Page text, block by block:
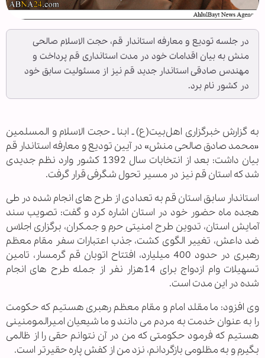
در جلسه تودیع و معارفه استاندار قم، حجت الاسلام صالحی
منش به بیان اقدامات خود در مدت استانداری قم پرداخت و
مهندس صادقی استاندار جدید قم نیز از مسئولیت سابق خود
در کشور نام برد.
به گزارش خبرگزاری اهل‌بیت(ع) ـ ابنا ـ حجت الاسلام و المسلمین
«محمد صادق صالحی منش» در آیین تودیع و معارفه استاندار قم
بیان داشت: بعد از انتخابات سال 1392 کشور وارد نظم جدیدی
شد که استان قم نیز در مسیر تحول شگرفی قرار گرفت.
استاندار سابق استان قم به تعدادی از طرح های انجام شده در طی
هجده ماه حضور خود در استان اشاره کرد و گفت: تصویب سند
آمایش استان، تدوین طرح امنیتی حرم و جمکران، برگزاری اجلاس
ضد داعش، تغییر الگوی کشت، جذب اعتبارات سفر مقام معظم
رهبری در حدود 400 میلیارد، افتتاح اتوبان قم گرمسار، تامین
تسهیلات وام ازدواج برای 14هزار نفر از جمله طرح های انجام
شده در این مدت است.
وی افزود: ما مقلد امام و مقام معظم رهبری هستیم که حکومت
را به عنوان خدمت به مردم می دانند و ما شیعیان امیرالمومنینی
هستیم که فرمود حکومتی که من در آن نتوانم حقی را از ظالمی
بگیرم و به مظلومی بازگردانم، نزد من از کفش پاره حقیرتر است.